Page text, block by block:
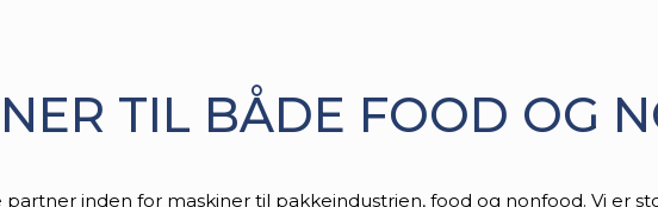
TIL BÅDE FOOD OG
partner inden for maskiner til pakkeindustrien, food og nonfood. Vi er